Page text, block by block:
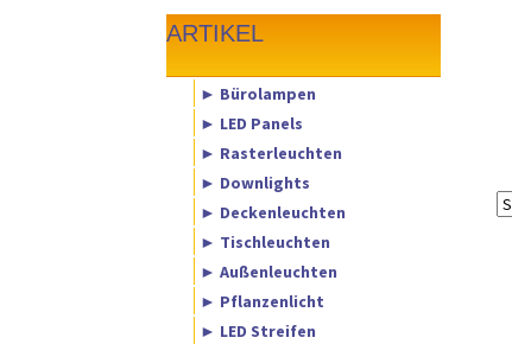
ARTIKEL
► Bürolampen
► LED Panels
► Rasterleuchten
► Downlights
► Deckenleuchten
► Tischleuchten
► Außenleuchten
► Pflanzenlicht
► LED Streifen